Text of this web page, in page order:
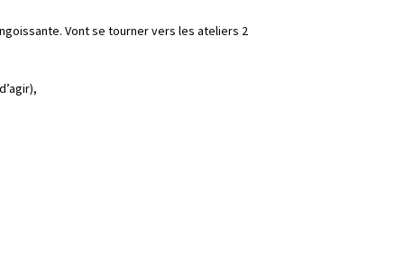
Vont se tourner vers les ateliers 2